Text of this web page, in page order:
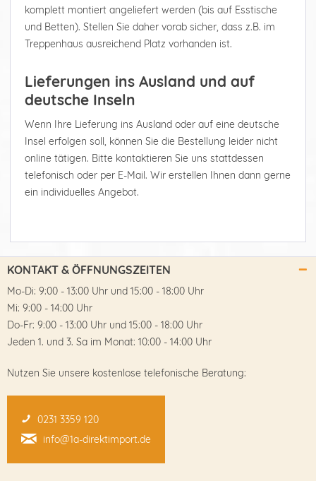
komplett montiert angeliefert werden (bis auf Esstische
und Betten). Stellen Sie daher vorab sicher, dass z.B. im
Treppenhaus ausreichend Platz vorhanden ist.
Lieferungen ins Ausland und auf
deutsche Inseln
Wenn Ihre Lieferung ins Ausland oder auf eine deutsche
Insel erfolgen soll, können Sie die Bestellung leider nicht
online tätigen. Bitte kontaktieren Sie uns stattdessen
telefonisch oder per E-Mail. Wir erstellen Ihnen dann gerne
ein individuelles Angebot.
KONTAKT & ÖFFNUNGSZEITEN
Mo-Di: 9:00 - 13:00 Uhr und 15:00 - 18:00 Uhr
Mi: 9:00 - 14:00 Uhr
Do-Fr: 9:00 - 13:00 Uhr und 15:00 - 18:00 Uhr
Jeden 1. und 3. Sa im Monat: 10:00 - 14:00 Uhr
Nutzen Sie unsere kostenlose telefonische Beratung:
0231 3359 120
info@1a-direktimport.de